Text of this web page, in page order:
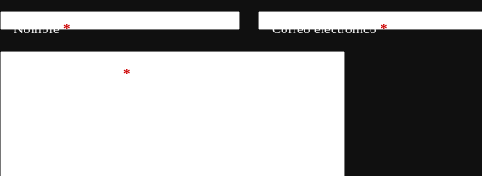
Nombre* Correo electrónico*
*